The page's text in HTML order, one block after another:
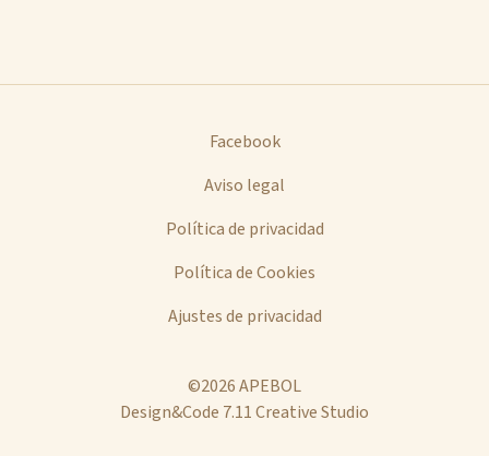
Facebook
Aviso legal
Política de privacidad
Política de Cookies
Ajustes de privacidad
©2026 APEBOL
Design&Code 7.11 Creative Studio